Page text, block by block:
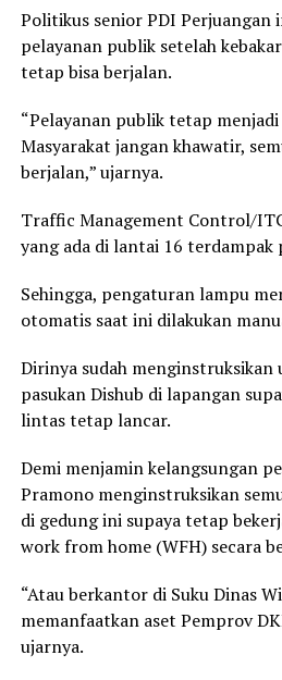
Politikus senior PDI Perjuangan
pelayanan publik setelah
tetap bisa berjalan.
“Pelayanan publik tetap
Masyarakat jangan khawatir,
berjalan,” ujarnya.
Traffic Management Control/
yang ada di lantai 16 terdampak
Sehingga, pengaturan lampu
otomatis saat ini dilakukan
Dirinya sudah menginstruksikan
pasukan Dishub di lapangan
lintas tetap lancar.
Demi menjamin kelangsungan
Pramono menginstruksikan
di gedung ini supaya tetap
work from home (WFH) secara
“Atau berkantor di Suku Dinas
memanfaatkan aset Pemprov
ujarnya.